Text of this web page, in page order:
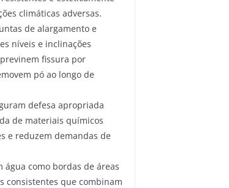
climáticas adversas.
de alargamento e
níveis e inclinações
fissura por
pó ao longo de
defesa apropriada
de materiais químicos
e reduzem demandas de
como bordas de áreas
consistentes que combinam